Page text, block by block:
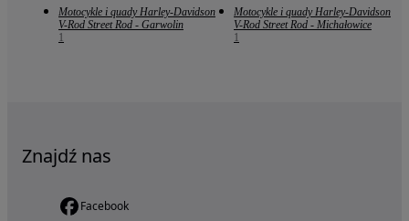
Motocykle i quady Harley-Davidson
V-Rod Street Rod - Garwolin
1
Motocykle i quady Harley-Davidson
V-Rod Street Rod - Michałowice
1
Znajdź nas
Facebook